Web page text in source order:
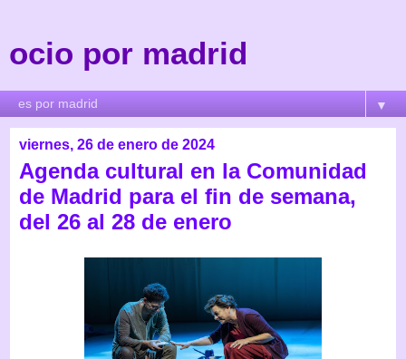
ocio por madrid
▼
viernes, 26 de enero de 2024
Agenda cultural en la Comunidad
de Madrid para el fin de semana,
del 26 al 28 de enero